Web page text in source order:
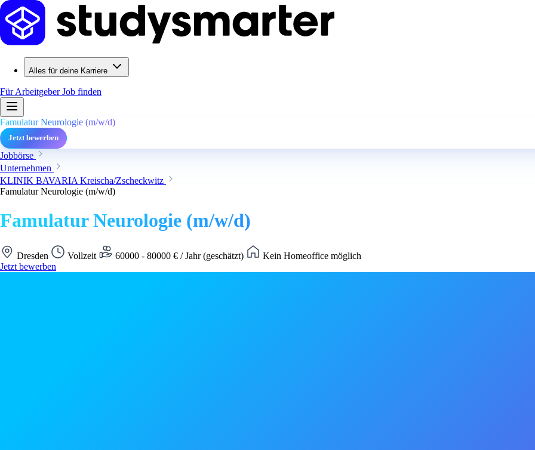
Alles für deine Karriere
Für ArbeitgeberJob finden
Famulatur Neurologie (m/w/d)
Jetzt bewerben
Jobbörse
Unternehmen
KLINIK BAVARIA Kreischa/Zscheckwitz
Famulatur Neurologie (m/w/d)
Famulatur Neurologie (m/w/d)
Dresden Vollzeit 60000 - 80000 € / Jahr (geschätzt)
Kein Homeoffice möglich
Jetzt bewerben